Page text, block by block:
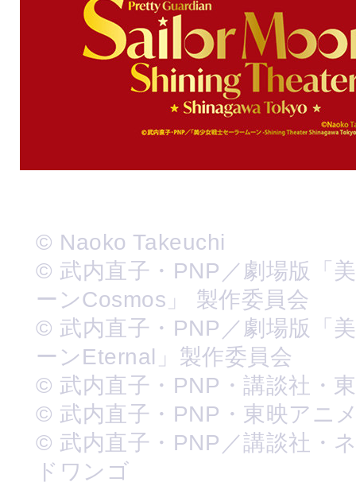
© Naoko Takeuchi
© 武内直子・PNP／劇場版「
ーンCosmos」 製作委員会
© 武内直子・PNP／劇場版「
ーンEternal」製作委員会
© 武内直子・PNP・講談社・
© 武内直子・PNP・東映アニ
© 武内直子・PNP／講談社・
ドワンゴ